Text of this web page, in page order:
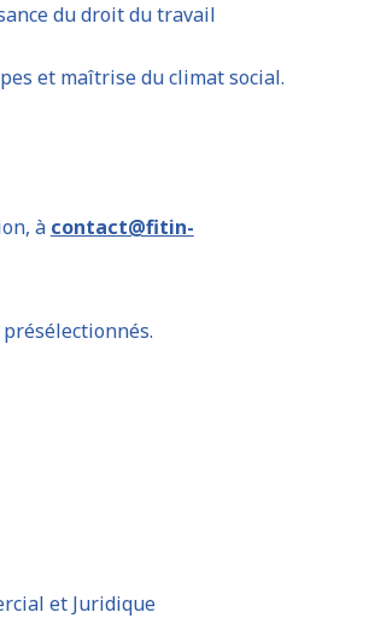
du droit du travail
et maîtrise du climat social.
à contact@fitin-
et Juridique